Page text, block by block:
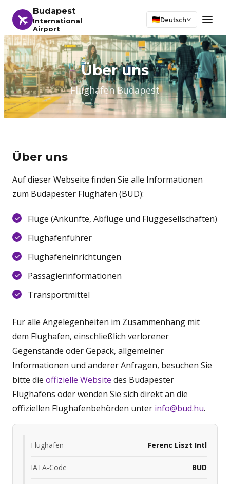
Budapest
International
Airport
Deutsch
Über uns
Flughafen Budapest
Über uns
Auf dieser Webseite finden Sie alle Informationen
zum Budapester Flughafen (BUD):
Flüge (Ankünfte, Abflüge und Fluggesellschaften)
Flughafenführer
Flughafeneinrichtungen
Passagierinformationen
Transportmittel
Für alle Angelegenheiten im Zusammenhang mit
dem Flughafen, einschließlich verlorener
Gegenstände oder Gepäck, allgemeiner
Informationen und anderer Anfragen, besuchen Sie
bitte die offizielle Website des Budapester
Flughafens oder wenden Sie sich direkt an die
offiziellen Flughafenbehörden unter info@bud.hu.
Flughafen Ferenc Liszt Intl
IATA-Code BUD